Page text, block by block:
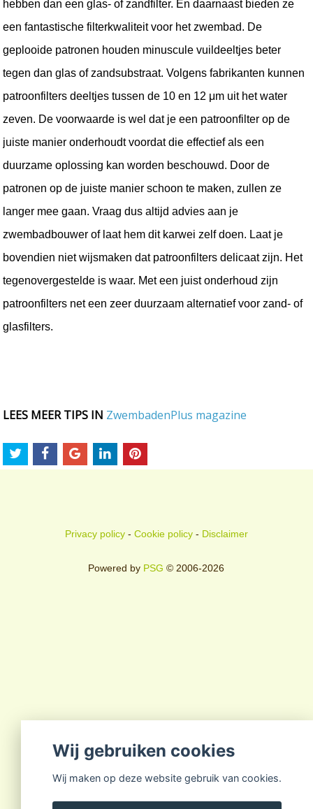
hebben dan een glas- of zandfilter. En daarnaast bieden ze
een fantastische filterkwaliteit voor het zwembad. De
geplooide patronen houden minuscule vuildeeltjes beter
tegen dan glas of zandsubstraat. Volgens fabrikanten kunnen
patroonfilters deeltjes tussen de 10 en 12 μm uit het water
zeven. De voorwaarde is wel dat je een patroonfilter op de
juiste manier onderhoudt voordat die effectief als een
duurzame oplossing kan worden beschouwd. Door de
patronen op de juiste manier schoon te maken, zullen ze
langer mee gaan. Vraag dus altijd advies aan je
zwembadbouwer of laat hem dit karwei zelf doen. Laat je
bovendien niet wijsmaken dat patroonfilters delicaat zijn. Het
tegenovergestelde is waar. Met een juist onderhoud zijn
patroonfilters net een zeer duurzaam alternatief voor zand- of
glasfilters.
LEES MEER TIPS IN ZwembadenPlus magazine
Privacy policy- Cookie policy- Disclaimer
Powered by PSG © 2006-2026
Wij gebruiken cookies
Wij maken op deze website gebruik van cookies.